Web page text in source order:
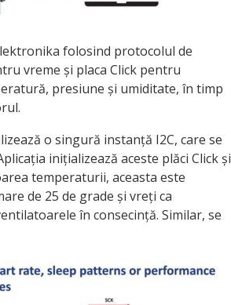
folosind protocolul de
vreme și placa Click pentru
presiune și umiditate, în timp
o singură instanță I2C, care se
inițializează aceste plăci Click și
temperaturii, aceasta este
de 25 de grade și vreți ca
în consecință. Similar, se